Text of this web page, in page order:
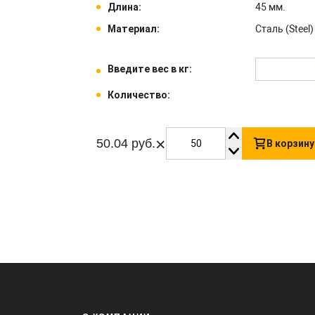
Длина:
45 мм.
Материал:
Сталь (Steel) .
Введите вес в кг:
Количество:
50.04 руб.× В корзину